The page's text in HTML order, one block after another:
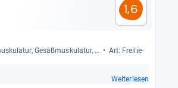
1,6
Gesäß­mus­ku­la­tur, …
Art: Frei­lie­
Weiterlesen